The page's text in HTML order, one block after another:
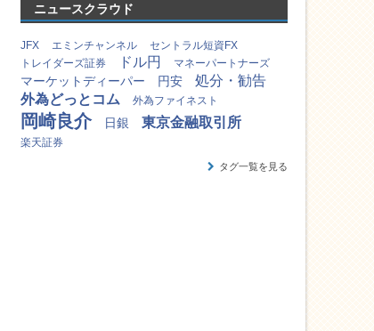
ニュースクラウド
JFX エミンチャンネル
セントラル短資FX
トレイダーズ証券
ドル円 マネーパートナーズ
マーケットディーパー 円安
処分・勧告
外為どっとコム
外為ファイネスト
岡崎良介 日銀 東京金融取引所
楽天証券
タグ一覧を見る